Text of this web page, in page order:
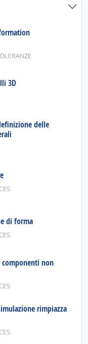
3D
delle
di forma
componenti non
rimpiazza